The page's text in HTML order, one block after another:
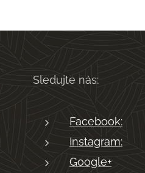
Sledujte nás:
Facebook:
Instagram:
Google+